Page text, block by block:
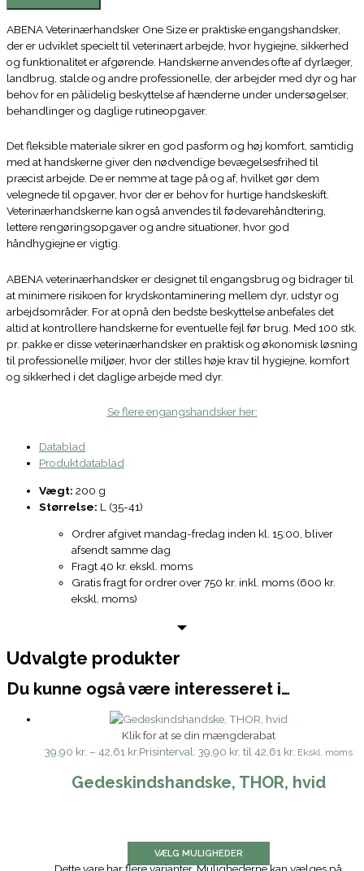
ABENA Veterinærhandsker One Size er praktiske engangshandsker,
der er udviklet specielt til veterinært arbejde, hvor hygiejne, sikkerhed
og funktionalitet er afgørende. Handskerne anvendes ofte af dyrlæger,
landbrug, stalde og andre professionelle, der arbejder med dyr og har
behov for en pålidelig beskyttelse af hænderne under undersøgelser,
behandlinger og daglige rutineopgaver.
Det fleksible materiale sikrer en god pasform og høj komfort, samtidig
med at handskerne giver den nødvendige bevægelsesfrihed til
præcist arbejde. De er nemme at tage på og af, hvilket gør dem
velegnede til opgaver, hvor der er behov for hurtige handskeskift.
Veterinærhandskerne kan også anvendes til fødevarehåndtering,
lettere rengøringsopgaver og andre situationer, hvor god
håndhygiejne er vigtig.
ABENA veterinærhandsker er designet til engangsbrug og bidrager til
at minimere risikoen for krydskontaminering mellem dyr, udstyr og
arbejdsområder. For at opnå den bedste beskyttelse anbefales det
altid at kontrollere handskerne for eventuelle fejl før brug. Med 100 stk.
pr. pakke er disse veterinærhandsker en praktisk og økonomisk løsning
til professionelle miljøer, hvor der stilles høje krav til hygiejne, komfort
og sikkerhed i det daglige arbejde med dyr.
Se flere engangshandsker her:
Datablad
Produktdatablad
Vægt: 200 g
Størrelse: L (35-41)
Ordrer afgivet mandag-fredag inden kl. 15:00, bliver
afsendt samme dag
Fragt 40 kr. ekskl. moms
Gratis fragt for ordrer over 750 kr. inkl. moms (600 kr.
ekskl. moms)
Udvalgte produkter
Du kunne også være interesseret i…
Klik for at se din mængderabat
39,90 kr. – 42,61 kr.Prisinterval: 39,90 kr. til 42,61 kr. Ekskl. moms
Gedeskindshandske, THOR, hvid
VÆLG MULIGHEDER